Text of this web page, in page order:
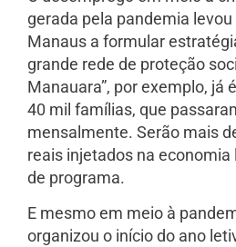
gerada pela pandemia
Manaus a formular
grande rede de proteção
Manauara”, por exemplo, já
40 mil famílias, que
mensalmente. Serão mais
reais injetados na
de programa.
E mesmo em meio à
organizou o início do ano